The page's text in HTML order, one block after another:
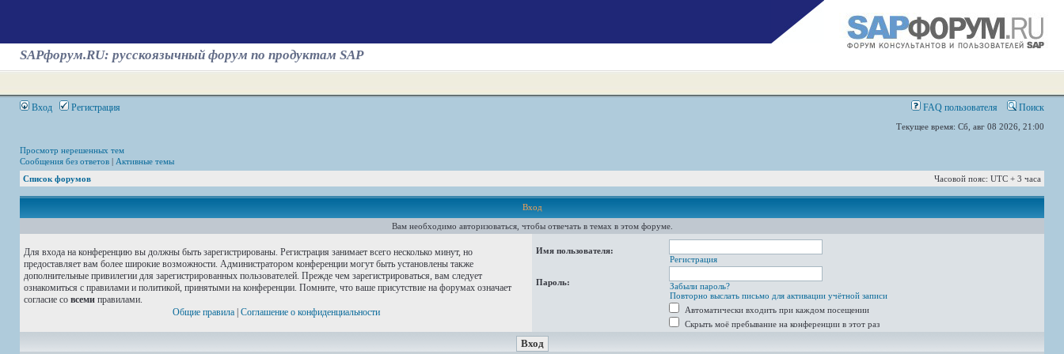
SAPфорум.RU: русскоязычный форум по продуктам SAP
Вход Регистрация FAQ пользователя Поиск
Текущее время: Сб, авг 08 2026, 21:00
Просмотр нерешенных тем
Сообщения без ответов | Активные темы
Список форумов
Часовой пояс: UTC + 3 часа
Вход
Вам необходимо авторизоваться, чтобы отвечать в темах в этом форуме.
Для входа на конференцию вы должны быть зарегистрированы. Регистрация занимает всего несколько минут, но
предоставляет вам более широкие возможности. Администратором конференции могут быть установлены также
дополнительные привилегии для зарегистрированных пользователей. Прежде чем зарегистрироваться, вам следует
ознакомиться с правилами и политикой, принятыми на конференции. Помните, что ваше присутствие на форумах означает
согласие со всеми правилами.
Общие правила| Соглашение о конфиденциальности
Имя пользователя:
Регистрация
Пароль:
Забыли пароль?
Повторно выслать письмо для активации учётной записи
Автоматически входить при каждом посещении
Скрыть моё пребывание на конференции в этот раз